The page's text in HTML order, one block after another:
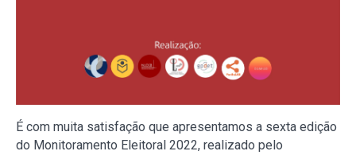
É com muita satisfação que apresentamos a sexta edição
do Monitoramento Eleitoral 2022, realizado pelo